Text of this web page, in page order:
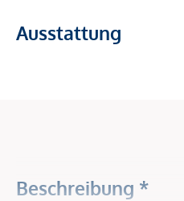
Ausstattung
Beschreibung *